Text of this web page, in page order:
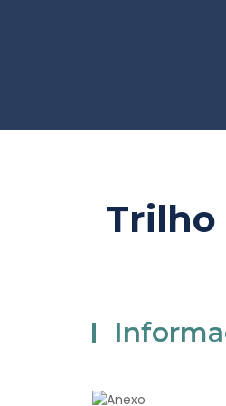
Trilho